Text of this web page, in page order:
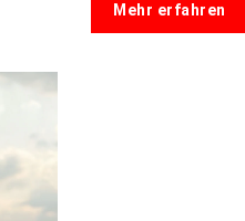
Mehr erfahren